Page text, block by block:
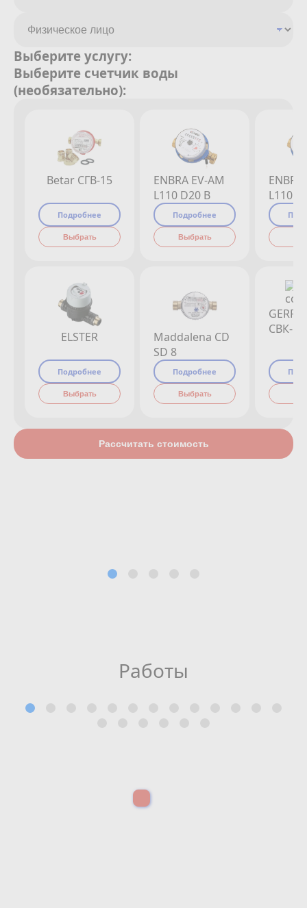
Выберите услугу:
Выберите счетчик воды
(необязательно):
Betar СГВ-15
Подробнее
Выбрать
ELSTER
Подробнее
Выбрать
ENBRA EV-AM
L110 D20 B
Подробнее
Выбрать
Maddalena CD
SD 8
Подробнее
Выбрать
L110
СВК-
Рассчитать стоимость
Работы